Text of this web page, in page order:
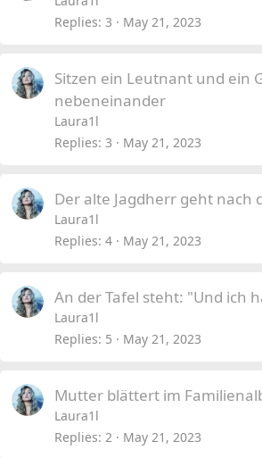
Replies 3 May 21, 2023
Sitzen ein Leutnant und ein
nebeneinander
Laura1l
Replies 3 May 21, 2023
Der alte Jagdherr geht nach
Laura1l
Replies 4 May 21, 2023
An der Tafel steht: "Und ich
Laura1l
Replies 5 May 21, 2023
Mutter blättert im
Laura1l
Replies 2 May 21, 2023